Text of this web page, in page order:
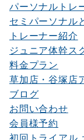
パーソナルトレ
セミパーソナル
トレーナー紹介
ジュニア体幹ス
料金プラン
草加店・谷塚店
ブログ
お問い合わせ
会員様予約
初回トライアル